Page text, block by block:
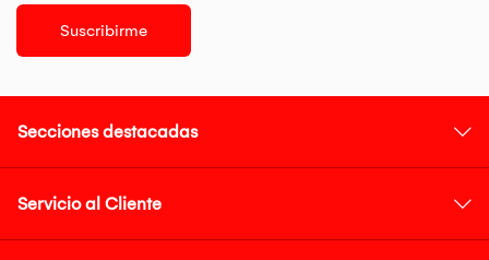
Suscribirme
Secciones destacadas
Servicio al Cliente